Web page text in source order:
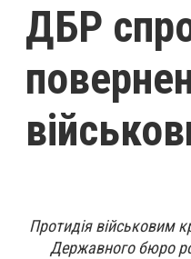
ДБР
Протидія військовим
Державного бюро